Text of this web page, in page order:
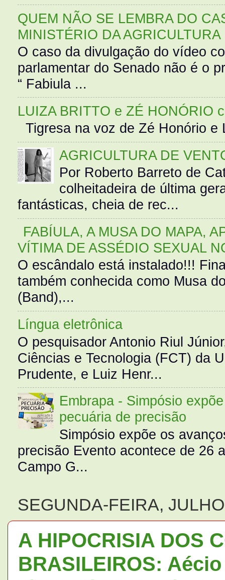
QUEM NÃO SE LEMBRA DO
MINISTÉRIO DA AGRICULTURA
O caso da divulgação do vídeo
parlamentar do Senado não é o
“ Fabiula ...
LUIZA BRITTO e ZÉ HONÓRIO
Tigresa na voz de Zé Honório
AGRICULTURA DE
Por Roberto Barreto de
colheitadeira de última
fantásticas, cheia de rec...
FABÍULA, A MUSA DO MAPA,
VÍTIMA DE ASSÉDIO SEXUAL
O escândalo está instalado!!!
também conhecida como Musa
(Band),...
Língua eletrônica
O pesquisador Antonio Riul
Ciências e Tecnologia (FCT) da
Prudente, e Luiz Henr...
Embrapa - Simpósio
pecuária de precisão
Simpósio expõe os
precisão Evento acontece de 26
Campo G...
SEGUNDA-FEIRA,
A HIPOCRISIA DOS
BRASILEIROS: